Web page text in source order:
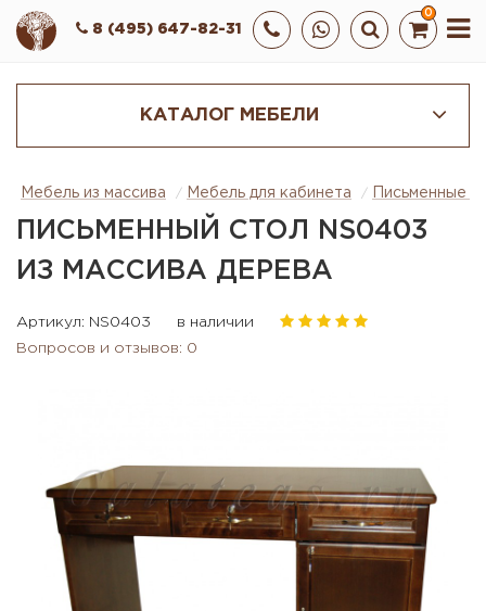
0
8 (495) 647-82-31
КАТАЛОГ МЕБЕЛИ
Мебель из массива Мебель для кабинета Письменные
ПИСЬМЕННЫЙ СТОЛ NS0403
ИЗ МАССИВА ДЕРЕВА
Артикул: NS0403
в наличии
Вопросов и отзывов: 0